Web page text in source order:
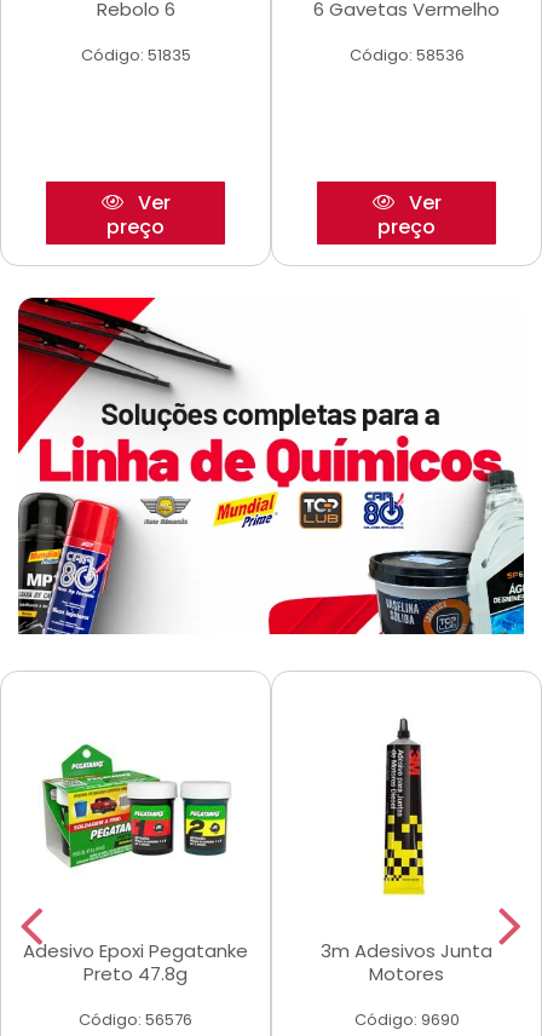
Rebolo 6
Código: 51835
Ver
preço
6 Gavetas Vermelho
Código: 58536
Ver
preço
Adesivo Epoxi Pegatanke
Preto 47.8g
Código: 56576
3m Adesivos Junta
Motores
Código: 9690